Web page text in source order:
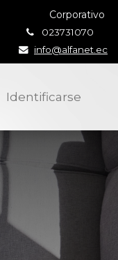
Corporativo
023731070
info@alfanet.ec
Identificarse